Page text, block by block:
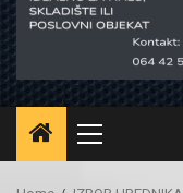
Primary
Menu